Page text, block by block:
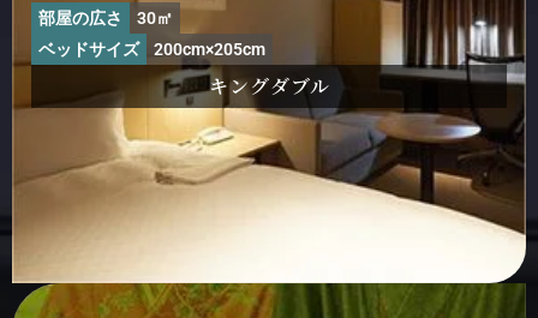
部屋の広さ
30㎡
ベッドサイズ
200cm×205cm
キングダブル